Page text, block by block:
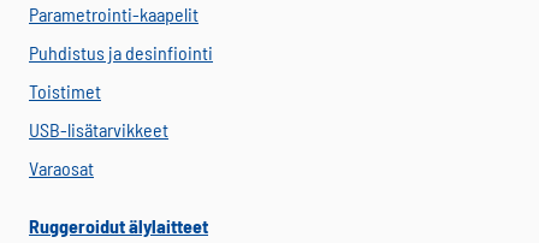
Parametrointi-kaapelit
Puhdistus ja desinfiointi
Toistimet
USB-lisätarvikkeet
Varaosat
Ruggeroidut älylaitteet